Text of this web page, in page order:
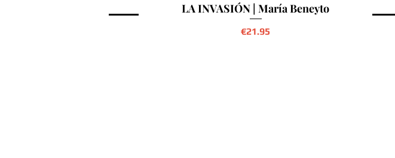
LA INVASIÓN | María Beneyto
Precio
€21.95